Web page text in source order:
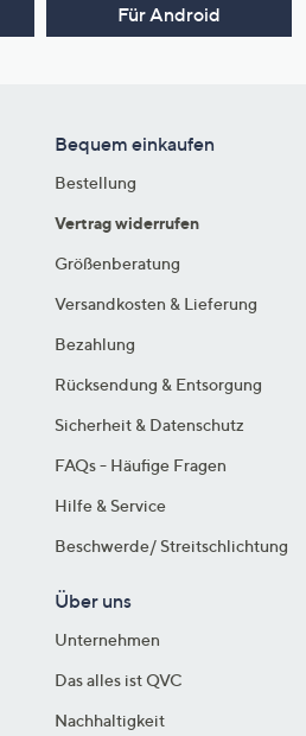
Für Android
Bequem einkaufen
Bestellung
Vertrag widerrufen
Größenberatung
Versandkosten & Lieferung
Bezahlung
Rücksendung & Entsorgung
Sicherheit & Datenschutz
FAQs - Häufige Fragen
Hilfe & Service
Beschwerde/ Streitschlichtung
Über uns
Unternehmen
Das alles ist QVC
Nachhaltigkeit